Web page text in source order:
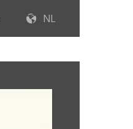
NL